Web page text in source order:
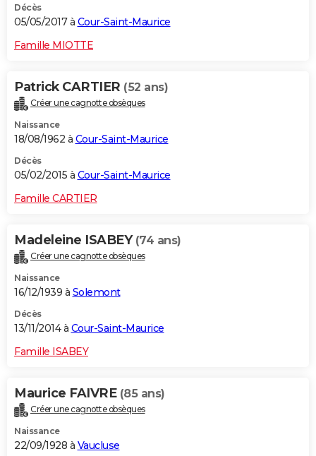
Décès
05/05/2017 à Cour-Saint-Maurice
Famille MIOTTE
Patrick CARTIER (52 ans)
Créer une cagnotte obsèques
Naissance
18/08/1962 à Cour-Saint-Maurice
Décès
05/02/2015 à Cour-Saint-Maurice
Famille CARTIER
Madeleine ISABEY (74 ans)
Créer une cagnotte obsèques
Naissance
16/12/1939 à Solemont
Décès
13/11/2014 à Cour-Saint-Maurice
Famille ISABEY
Maurice FAIVRE (85 ans)
Créer une cagnotte obsèques
Naissance
22/09/1928 à Vaucluse